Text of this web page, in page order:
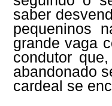
saber
pequeninos
grande vaga
condutor
abandonado
cardeal se